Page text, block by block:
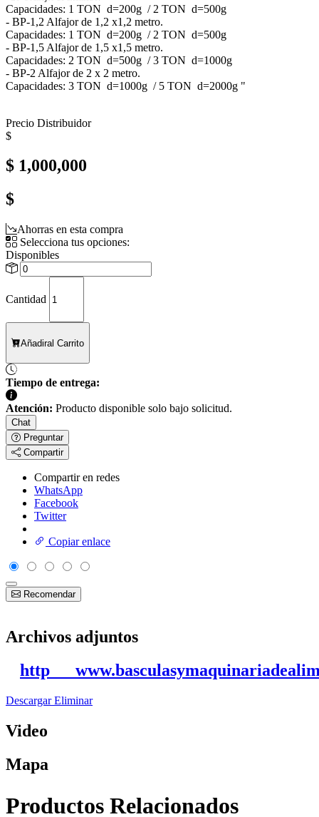
Capacidades: 1 TON d=200g / 2 TON d=500g
- BP-1,2 Alfajor de 1,2 x1,2 metro.
Capacidades: 1 TON d=200g / 2 TON d=500g
- BP-1,5 Alfajor de 1,5 x1,5 metro.
Capacidades: 2 TON d=500g / 3 TON d=1000g
- BP-2 Alfajor de 2 x 2 metro.
Capacidades: 3 TON d=1000g / 5 TON d=2000g "
Precio Distribuidor
$
$ 1,000,000
$
Ahorras en esta compra
Selecciona tus opciones:
Disponibles
Cantidad
Añadiral Carrito
Tiempo de entrega:
Atención: Producto disponible solo bajo solicitud.
Chat
Preguntar
Compartir
Compartir en redes
WhatsApp
Facebook
Twitter
Copiar enlace
Recomendar
Archivos adjuntos
DescargarEliminar
Video
Mapa
Productos Relacionados